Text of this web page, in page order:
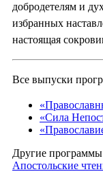
добродетелям и
избранных
настоящая
Все выпуски
«Сила
Другие программы
Апостольские